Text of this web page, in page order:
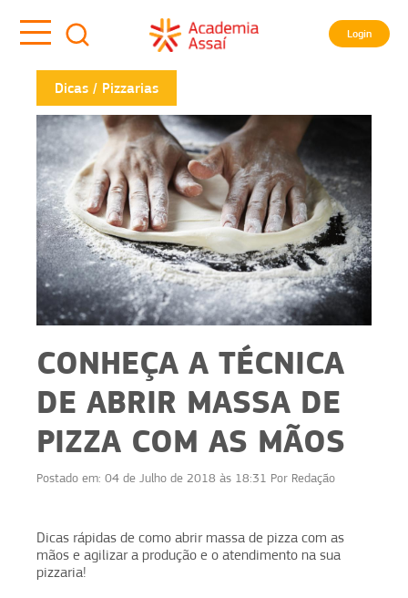
Login
Dicas Pizzarias
CONHEÇA A TÉCNICA
DE ABRIR MASSA DE
PIZZA COM AS MÃOS
Postado em: 04 de Julho de 2018 às 18:31 Por Redação
Dicas rápidas de como abrir massa de pizza com as
mãos e agilizar a produção e o atendimento na sua
pizzaria!